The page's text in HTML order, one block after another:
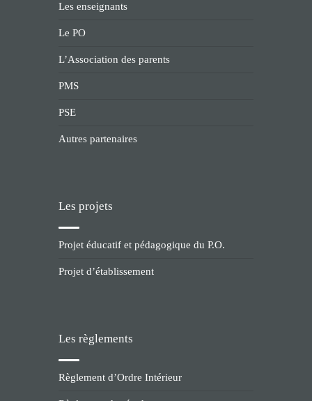
Les enseignants
Le PO
L’Association des parents
PMS
PSE
Autres partenaires
Les projets
Projet éducatif et pédagogique du P.O.
Projet d’établissement
Les règlements
Règlement d’Ordre Intérieur